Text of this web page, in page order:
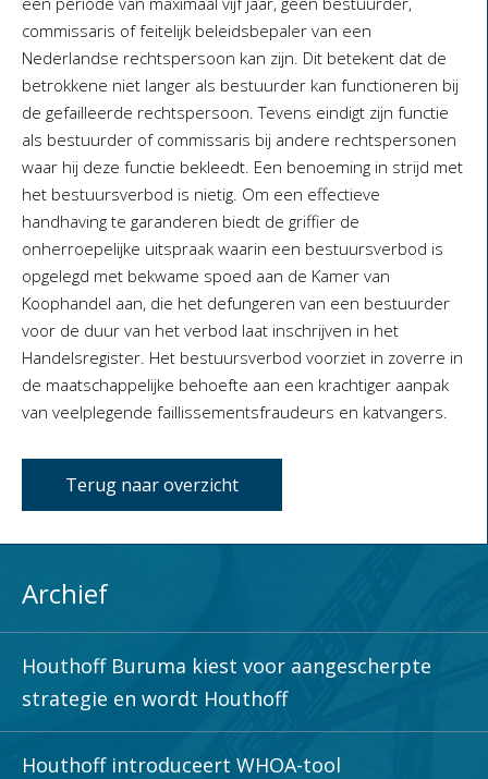
commissaris of feitelijk beleidsbepaler van een
Nederlandse rechtspersoon kan zijn. Dit betekent dat de
betrokkene niet langer als bestuurder kan functioneren bij
de gefailleerde rechtspersoon. Tevens eindigt zijn functie
als bestuurder of commissaris bij andere rechtspersonen
waar hij deze functie bekleedt. Een benoeming in strijd met
het bestuursverbod is nietig. Om een effectieve
handhaving te garanderen biedt de griffier de
onherroepelijke uitspraak waarin een bestuursverbod is
opgelegd met bekwame spoed aan de Kamer van
Koophandel aan, die het defungeren van een bestuurder
voor de duur van het verbod laat inschrijven in het
Handelsregister. Het bestuursverbod voorziet in zoverre in
de maatschappelijke behoefte aan een krachtiger aanpak
van veelplegende faillissementsfraudeurs en katvangers.
Terug naar overzicht
Archief
Houthoff Buruma kiest voor aangescherpte
strategie en wordt Houthoff
Houthoff introduceert WHOA-tool